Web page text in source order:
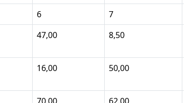
6 7
47,00 8,50
16,00 50,00